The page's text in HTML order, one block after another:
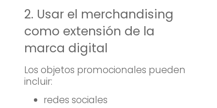
2. Usar el merchandising
como extensión de la
marca digital
Los objetos promocionales pueden
incluir:
redes sociales